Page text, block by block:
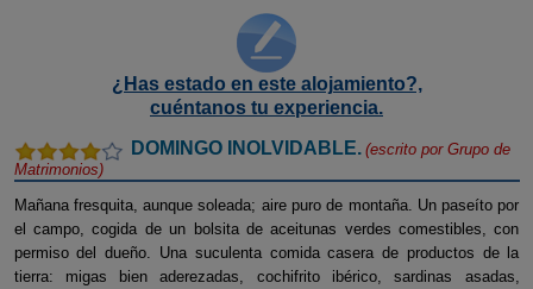
¿Has estado en este alojamiento?,
cuéntanos tu experiencia.
DOMINGO INOLVIDABLE. (escrito por Grupo de
Matrimonios)
Mañana fresquita, aunque soleada; aire puro de montaña. Un paseíto por
el campo, cogida de un bolsita de aceitunas verdes comestibles, con
permiso del dueño. Una suculenta comida casera de productos de la
tierra: migas bien aderezadas, cochifrito ibérico, sardinas asadas,